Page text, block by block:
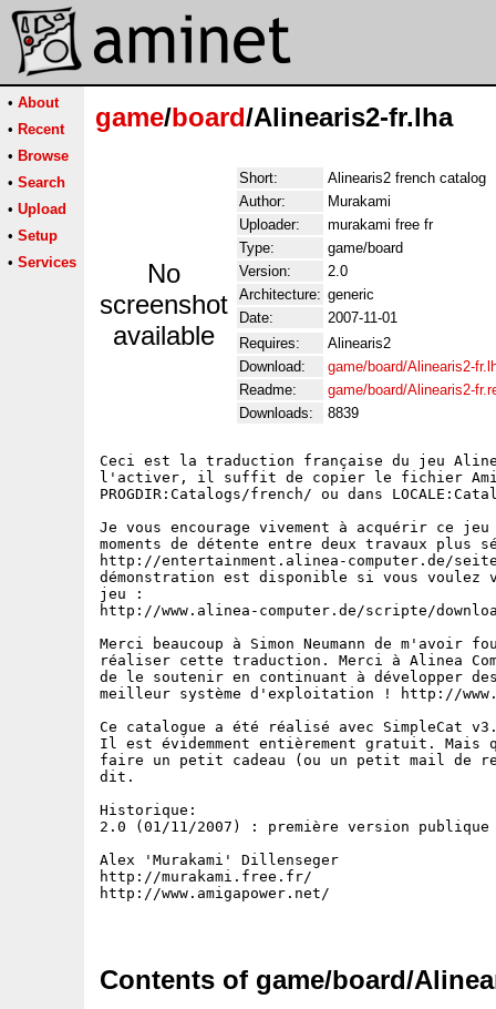
• About
• Recent
• Browse
• Search
• Upload
• Setup
• Services
game/board/Alinearis2-fr.lha
No
screenshot
available
Short:
Alinearis2 french catalog
Author:
Murakami
Uploader:
murakami free fr
Type:
game/board
Version:
2.0
Architecture: generic
Date:
2007-11-01
Requires:
Alinearis2
Download:
game/board/Alinearis2-
Readme:
game/board/Alinearis2-
Downloads:
8839
Ceci est la traduction française du jeu
l'activer, il suffit de copier le fichier
PROGDIR:Catalogs/french/ ou dans
Je vous encourage vivement à acquérir ce
moments de détente entre deux travaux plus
http://entertainment.alinea-computer.de/
démonstration est disponible si vous voulez
jeu :
http://www.alinea-computer.de/scripte/
Merci beaucoup à Simon Neumann de
réaliser cette traduction. Merci à Alinea
de le soutenir en continuant à développer
meilleur système d'exploitation ! http://
Ce catalogue a été réalisé avec SimpleCat
Il est évidemment entièrement gratuit. Mais
faire un petit cadeau (ou un petit mail de
dit.
Historique:
2.0 (01/11/2007) : première version
Alex 'Murakami' Dillenseger
http://murakami.free.fr/
http://www.amigapower.net/
Contents of game/board/